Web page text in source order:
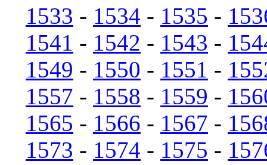
1533 - 1534 - 1535 -
1541 - 1542 - 1543 -
1549 - 1550 - 1551 -
1557 - 1558 - 1559 -
1565 - 1566 - 1567 -
1573 - 1574 - 1575 -